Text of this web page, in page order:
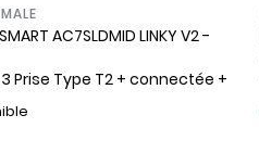
AC7SLDMID LINKY V2 -
Prise Type T2 + connectée +
+ Carte RFID